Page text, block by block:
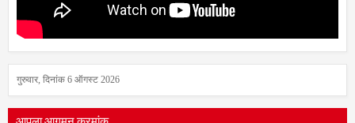
गुरुवार, दिनांक 6 ऑगस्ट 2026